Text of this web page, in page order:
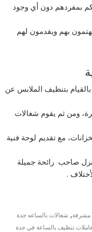
بمفردهم دون أي وجود
بهم ويقدمون لهم
بتنظيف الملابس عن
ومن ثم يقوم شغالات
مع تقديم لوحة فنية
صاحب رائحة جميلة
.
مشرفة, شغالات بالساعه جدة
تنظيف بالساعة في جدة